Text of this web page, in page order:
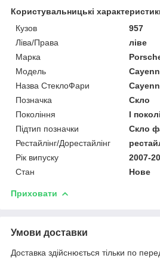
Користувальницькі
Кузов
957
Ліва/Права
ліве
Марка
Мoдель
Назва СтеклоФари
Позначка
Скло
Покоління
I
Підтип позначки
Скло
Рестайлінг/Дорестайлінг
Рік випуску
2007-
Стан
Нове
Приховати
Умови доставки
Доставка здійснюється тільки по